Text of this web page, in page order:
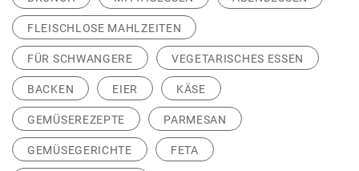
FLEISCHLOSE MAHLZEITEN
FÜR SCHWANGERE VEGETARISCHES ESSEN
BACKEN EIER KÄSE
GEMÜSEREZEPTE PARMESAN
GEMÜSEGERICHTE FETA